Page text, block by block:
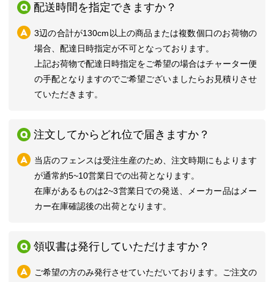
配送時間を指定できますか？
3辺の合計が130cm以上の商品または複数個口のお荷物の
場合、配達日時指定が不可となっております。
上記お荷物で配達日時指定をご希望の場合はチャーター便
の手配となりますのでご希望ございましたらお見積りさせ
ていただきます。
注文してからどれ位で届きますか？
当店のフェンスは受注生産のため、注文時期にもよります
が通常約5~10営業日での出荷となります。
在庫があるものは2~3営業日での発送、メーカー品はメー
カー在庫確認後の出荷となります。
領収書は発行していただけますか？
ご希望の方のみ発行させていただいております。ご注文の